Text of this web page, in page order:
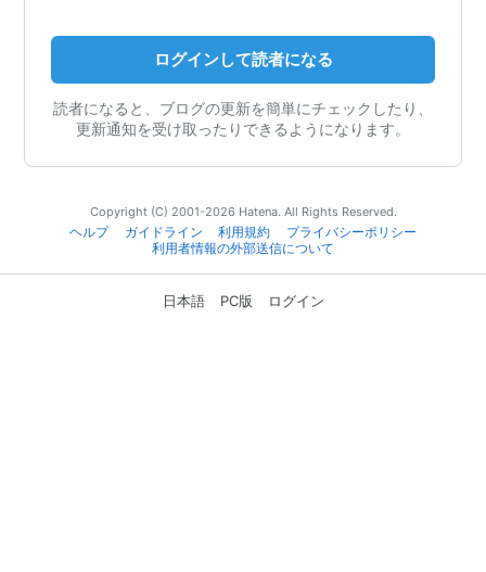
ログインして読者になる
読者になると、ブログの更新を簡単にチェックしたり、
更新通知を受け取ったりできるようになります。
Copyright (C) 2001-2026 Hatena. All Rights Reserved.
ヘルプ
ガイドライン 利用規約
プライバシーポリシー
利用者情報の外部送信について
日本語 PC版 ログイン